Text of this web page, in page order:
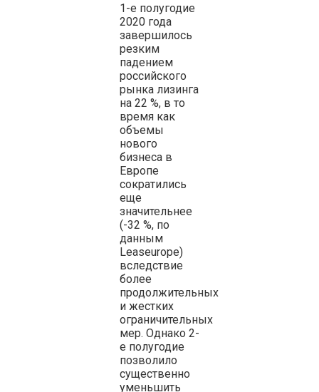
1-е полугодие
2020 года
завершилось
резким
падением
российского
рынка лизинга
на 22 %, в то
время как
объемы
нового
бизнеса в
Европе
сократились
еще
значительнее
(-32 %, по
данным
Leaseurope)
вследствие
более
продолжительных
и жестких
ограничительных
мер. Однако 2-
е полугодие
позволило
существенно
уменьшить